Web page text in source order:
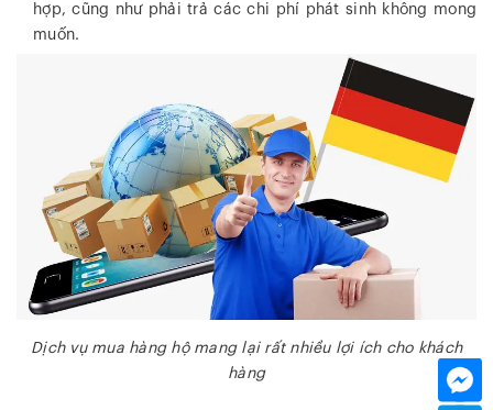
hợp, cũng như phải trả các chi phí phát sinh không mong
muốn.
Dịch vụ mua hàng hộ mang lại rất nhiều lợi ích cho khách
hàng